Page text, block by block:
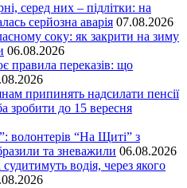
серед них – підлітки: на
серйозна аварія 07.08.2026
соку: як закрити на зиму
06.08.2026
правила переказів: що
припинять надсилати пенсії
зробити до 15 вересня
волонтерів “На Щиті” з
та зневажили 06.08.2026
водія, через якого